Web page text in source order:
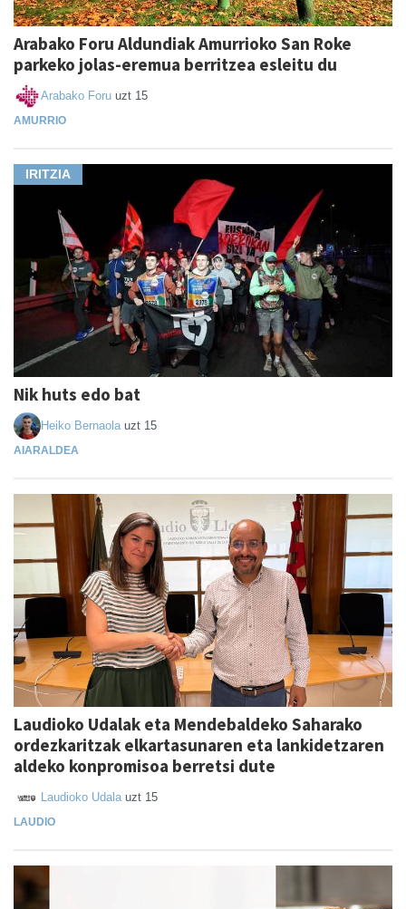
Arabako Foru Aldundiak Amurrioko San Roke
parkeko jolas-eremua berritzea esleitu du
Arabako Foru uzt 15
AMURRIO
IRITZIA
Nik huts edo bat
Heiko Bernaola uzt 15
AIARALDEA
Laudioko Udalak eta Mendebaldeko Saharako
ordezkaritzak elkartasunaren eta lankidetzaren
aldeko konpromisoa berretsi dute
Laudioko Udala uzt 15
LAUDIO